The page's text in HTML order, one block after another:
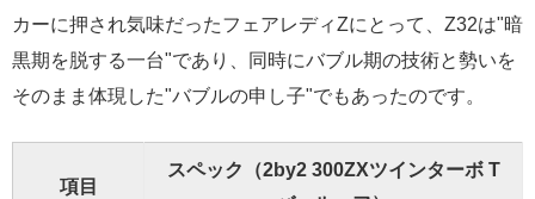
カーに押され気味だったフェアレディZにとって、Z32は"暗
黒期を脱する一台"であり、同時にバブル期の技術と勢いを
そのまま体現した"バブルの申し子"でもあったのです。
項目
スペック（2by2 300ZXツインターボ T